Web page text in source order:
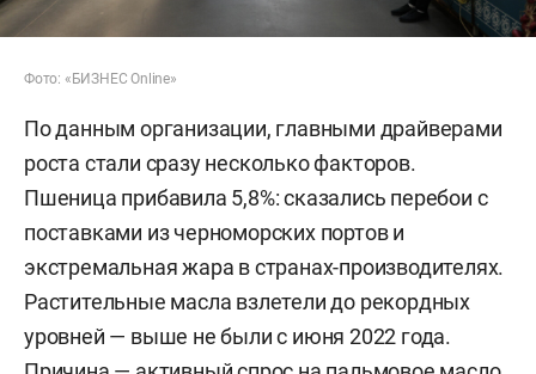
Фото: «БИЗНЕС Online»
По данным организации, главными драйверами
роста стали сразу несколько факторов.
Пшеница прибавила 5,8%: сказались перебои с
поставками из черноморских портов и
экстремальная жара в странах-производителях.
Растительные масла взлетели до рекордных
уровней — выше не были с июня 2022 года.